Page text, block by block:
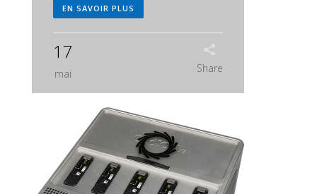
EN SAVOIR PLUS
17
mai Share